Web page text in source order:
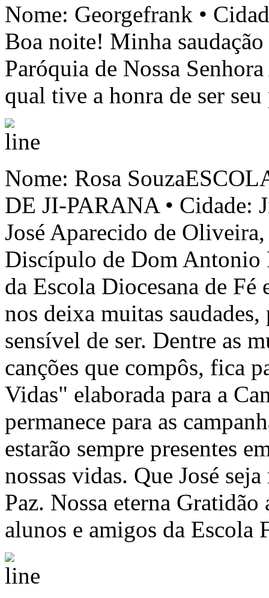
Nome: Georgefrank •
Boa noite! Minha saudação
Paróquia de Nossa
qual tive a honra de ser
Nome: Rosa
DE JI-PARANA • Cidade:
José Aparecido de
Discípulo de Dom Antonio
da Escola Diocesana de
nos deixa muitas
sensível de ser. Dentre as
canções que compôs, fica
Vidas" elaborada para a
permanece para as
estarão sempre presentes
nossas vidas. Que José
Paz. Nossa eterna
alunos e amigos da Escola